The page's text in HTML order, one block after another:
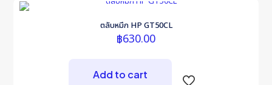
ตลับหมึก HP GT50CL
฿630.00
Add to cart